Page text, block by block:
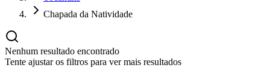
Chapada da Natividade
Nenhum resultado encontrado
Tente ajustar os filtros para ver mais resultados